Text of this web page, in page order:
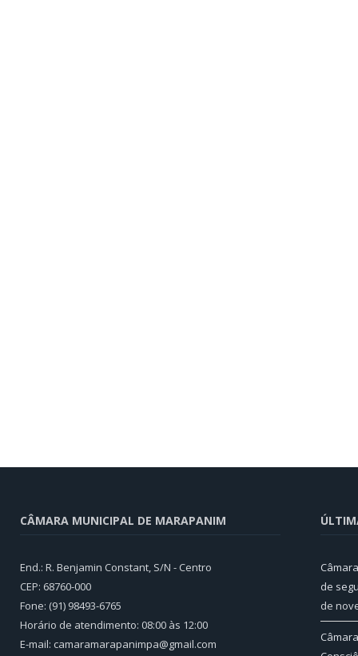
CÂMARA MUNICIPAL DE MARAPANIM
End.: R. Benjamin Constant, S/N - Centro
CEP: 68760-000
Fone: (91) 98493-6765
Horário de atendimento: 08:00 às 12:00
E-mail: camaramarapanimpa@gmail.com
de
de